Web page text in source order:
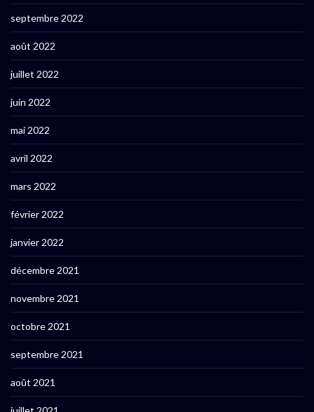
septembre 2022
août 2022
juillet 2022
juin 2022
mai 2022
avril 2022
mars 2022
février 2022
janvier 2022
décembre 2021
novembre 2021
octobre 2021
septembre 2021
août 2021